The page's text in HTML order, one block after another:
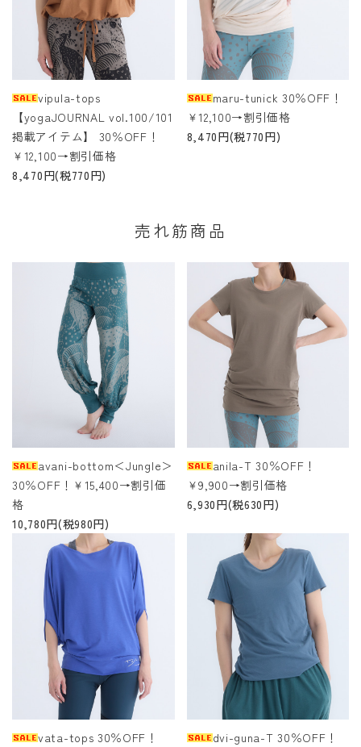
vipula-tops
【yogaJOURNAL vol.100/101
掲載アイテム】 30％OFF！
￥12,100→割引価格
8,470円(税770円)
maru-tunick 30％OFF！
￥12,100→割引価格
8,470円(税770円)
売れ筋商品
avani-bottom＜Jungle＞
30％OFF！￥15,400→割引価
格
10,780円(税980円)
anila-T 30％OFF！
￥9,900→割引価格
6,930円(税630円)
vata-tops 30％OFF！
dvi-guna-T 30％OFF！